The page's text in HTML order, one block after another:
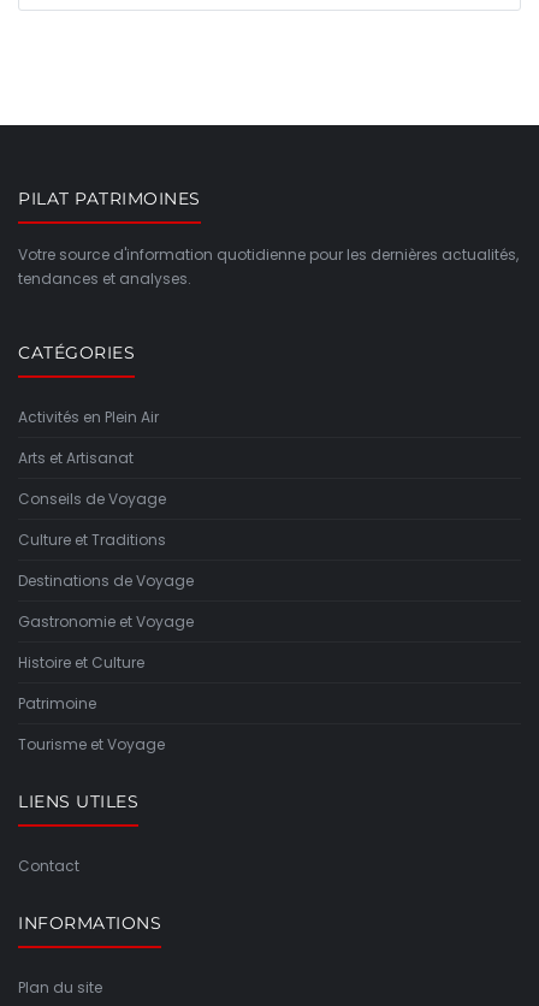
PILAT PATRIMOINES
Votre source d'information quotidienne pour les dernières actualités,
tendances et analyses.
CATÉGORIES
Activités en Plein Air
Arts et Artisanat
Conseils de Voyage
Culture et Traditions
Destinations de Voyage
Gastronomie et Voyage
Histoire et Culture
Patrimoine
Tourisme et Voyage
LIENS UTILES
Contact
INFORMATIONS
Plan du site